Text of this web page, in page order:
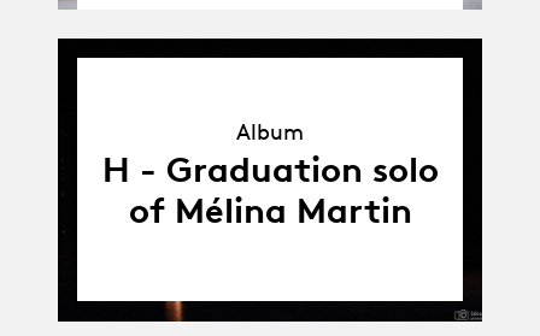
Album
H - Graduation solo
of Mélina Martin